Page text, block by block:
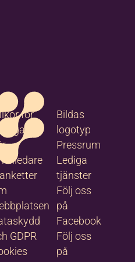
för
GDPR
Bildas
logotyp
Pressrum
Lediga
tjänster
Följ oss
på
Facebook
Följ oss
på